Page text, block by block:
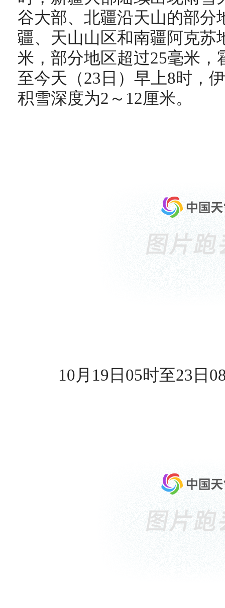
谷大部、北疆沿天山的部分
疆、天山山区和南疆阿克苏
米，部分地区超过25毫米，
至今天（23日）早上8时，
积雪深度为2～12厘米。
10月19日05时至23日